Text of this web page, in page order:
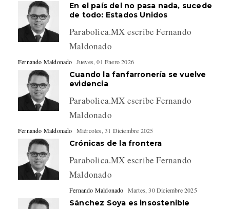
En el país del no pasa nada, sucede
de todo: Estados Unidos
Parabolica.MX escribe Fernando
Maldonado
Fernando Maldonado Jueves, 01 Enero 2026
Cuando la fanfarronería se vuelve
evidencia
Parabolica.MX escribe Fernando
Maldonado
Fernando Maldonado Miércoles, 31 Diciembre 2025
Crónicas de la frontera
Parabolica.MX escribe Fernando
Maldonado
Fernando Maldonado Martes, 30 Diciembre 2025
Sánchez Soya es insostenible